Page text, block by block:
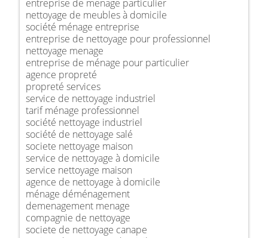
entreprise de menage particulier
nettoyage de meubles à domicile
société ménage entreprise
entreprise de nettoyage pour professionnel
nettoyage menage
entreprise de ménage pour particulier
agence propreté
propreté services
service de nettoyage industriel
tarif ménage professionnel
société nettoyage industriel
société de nettoyage salé
societe nettoyage maison
service de nettoyage à domicile
service nettoyage maison
agence de nettoyage à domicile
ménage déménagement
demenagement menage
compagnie de nettoyage
societe de nettoyage canape